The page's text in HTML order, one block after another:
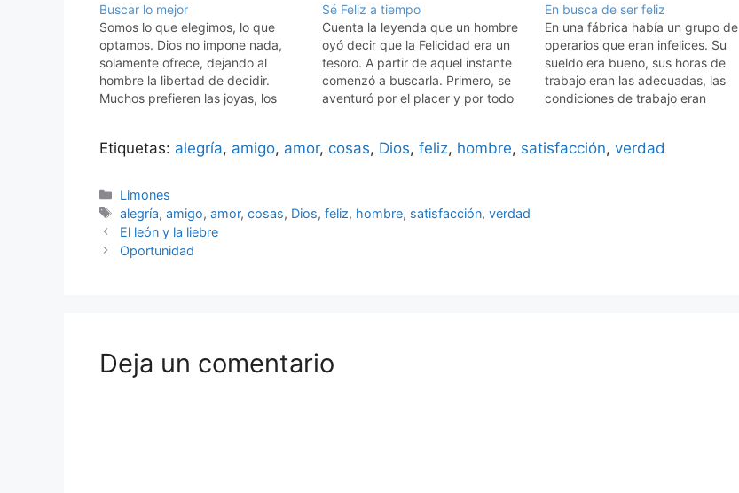
Buscar lo mejor
Somos lo que elegimos, lo que
optamos. Dios no impone nada,
solamente ofrece, dejando al
hombre la libertad de decidir.
Muchos prefieren las joyas, los
deseos, pero hay cosas que la
ideales nobles, el bien,…
Sé Feliz a tiempo
Cuenta la leyenda que un hombre
oyó decir que la Felicidad era un
tesoro. A partir de aquel instante
comenzó a buscarla. Primero, se
aventuró por el placer y por todo
gloria... Y así fue…
En busca de ser feliz
En una fábrica había un grupo de
operarios que eran infelices. Su
sueldo era bueno, sus horas de
trabajo eran las adecuadas, las
condiciones de trabajo eran
descontento era marcado. La
Etiquetas: alegría, amigo, amor, cosas, Dios, feliz, hombre, satisfacción, verdad
Categorías
Limones
Etiquetas
alegría,amigo,amor,cosas, Dios,feliz, hombre, satisfacción,verdad
El león y la liebre
Oportunidad
Deja un comentario